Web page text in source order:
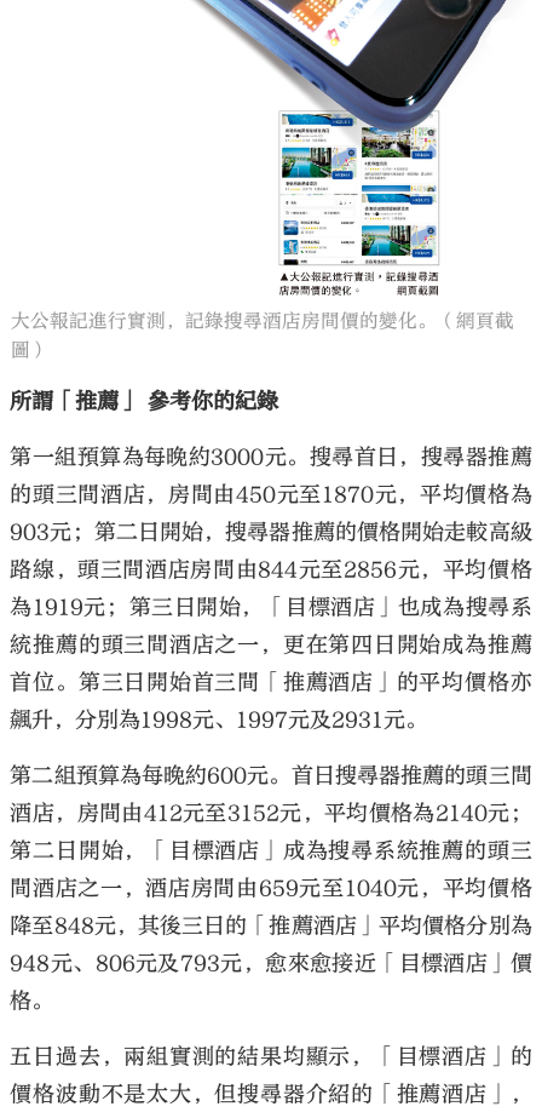
大公報記進行實測，記錄搜尋酒店房間價的變化。（網頁截
圖）
所謂「推薦」 參考你的紀錄
第一組預算為每晚約3000元。搜尋首日，搜尋器推薦
的頭三間酒店，房間由450元至1870元，平均價格為
903元；第二日開始，搜尋器推薦的價格開始走較高級
路線，頭三間酒店房間由844元至2856元，平均價格
為1919元；第三日開始，「目標酒店」也成為搜尋系
統推薦的頭三間酒店之一，更在第四日開始成為推薦
首位。第三日開始首三間「推薦酒店」的平均價格亦
飆升，分別為1998元、1997元及2931元。
第二組預算為每晚約600元。首日搜尋器推薦的頭三間
酒店，房間由412元至3152元，平均價格為2140元；
第二日開始，「目標酒店」成為搜尋系統推薦的頭三
間酒店之一，酒店房間由659元至1040元，平均價格
降至848元，其後三日的「推薦酒店」平均價格分別為
948元、806元及793元，愈來愈接近「目標酒店」價
格。
五日過去，兩組實測的結果均顯示，「目標酒店」的
價格波動不是太大，但搜尋器介紹的「推薦酒店」，